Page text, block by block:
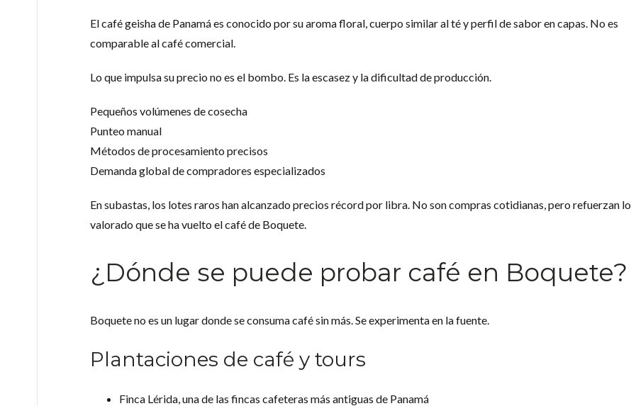
El café geisha de Panamá es conocido por su aroma floral, cuerpo similar al té y perfil de sabor en capas. No es
comparable al café comercial.
Lo que impulsa su precio no es el bombo. Es la escasez y la dificultad de producción.
Pequeños volúmenes de cosecha
Punteo manual
Métodos de procesamiento precisos
Demanda global de compradores especializados
En subastas, los lotes raros han alcanzado precios récord por libra. No son compras cotidianas, pero refuerzan lo
valorado que se ha vuelto el café de Boquete.
¿Dónde se puede probar café en Boquete?
Boquete no es un lugar donde se consuma café sin más. Se experimenta en la fuente.
Plantaciones de café y tours
Finca Lérida, una de las fincas cafeteras más antiguas de Panamá